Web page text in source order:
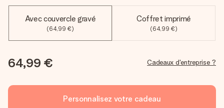
Avec couvercle gravé
(64,99 €)
Coffret imprimé
(64,99 €)
64,99 € Cadeaux d'entreprise ?
Personnalisez votre cadeau